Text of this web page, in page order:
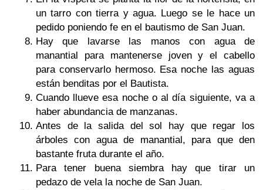
un tarro con tierra y agua. Luego se le hace un
pedido poniendo fe en el bautismo de San Juan.
Hay que lavarse las manos con agua de
manantial para mantenerse joven y el cabello
para conservarlo hermoso. Esa noche las aguas
están benditas por el Bautista.
Cuando llueve esa noche o al día siguiente, va a
haber abundancia de manzanas.
Antes de la salida del sol hay que regar los
árboles con agua de manantial, para que den
bastante fruta durante el año.
Para tener buena siembra hay que tirar un
pedazo de vela la noche de San Juan.